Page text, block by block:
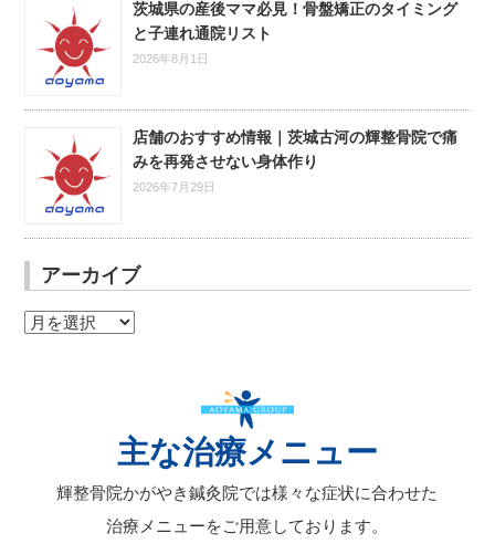
茨城県の産後ママ必見！骨盤矯正のタイミング
と子連れ通院リスト
2026年8月1日
店舗のおすすめ情報｜茨城古河の輝整骨院で痛
みを再発させない身体作り
2026年7月29日
アーカイブ
ア
主な治療メニュー
輝整骨院かがやき鍼灸院では様々な症状に合わせた
治療メニューをご用意しております。